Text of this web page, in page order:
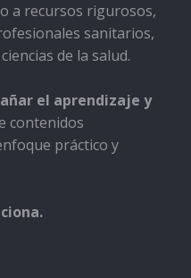
a recursos rigurosos,
sanitarios,
de la salud.
el aprendizaje y
contenidos
práctico y